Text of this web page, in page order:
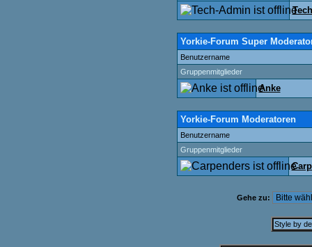
Yorkie-Forum Super
Benutzername
Gruppenmitglieder
Anke
Yorkie-Forum Moderatoren
Benutzername
Gruppenmitglieder
Gehe zu:
Style by